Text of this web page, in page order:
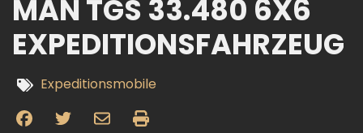
MAN TGS 33.480 6X6
EXPEDITIONSFAHRZEUG
Expeditionsmobile